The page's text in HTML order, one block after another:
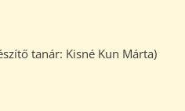
tanár: Kisné Kun Márta)